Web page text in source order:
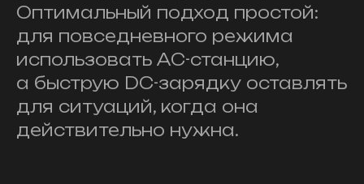
Оптимальный подход простой:
для повседневного режима
использовать AC-станцию,
а быструю DC-зарядку оставлять
для ситуаций, когда она
действительно нужна.